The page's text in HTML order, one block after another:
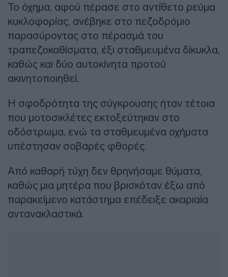
Το όχημα, αφού πέρασε στο αντίθετο ρεύμα
κυκλοφορίας, ανέβηκε στο πεζοδρόμιο
παρασύροντας στο πέρασμά του
τραπεζοκαθίσματα, έξι σταθμευμένα δίκυκλα,
καθώς και δύο αυτοκίνητα προτού
ακινητοποιηθεί.
Η σφοδρότητα της σύγκρουσης ήταν τέτοια
που μοτοσικλέτες εκτοξεύτηκαν στο
οδόστρωμα, ενώ τα σταθμευμένα οχήματα
υπέστησαν σοβαρές φθορές.
Από καθαρή τύχη δεν θρηνήσαμε θύματα,
καθώς μια μητέρα που βρισκόταν έξω από
παρακείμενο κατάστημα επέδειξε ακαριαία
αντανακλαστικά.